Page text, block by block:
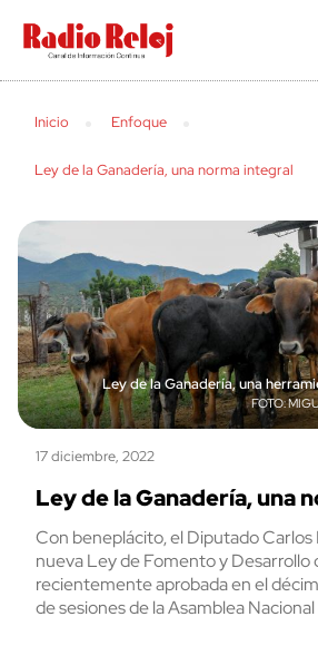
cerrar
Inicio Enfoque
Ley de la Ganadería, una norma integral
Ley de la Ganadería, una
17 diciembre, 2022
Ley de la Ganadería, una
Con beneplácito, el Diputado Carlos
nueva Ley de Fomento y Desarrollo
recientemente aprobada en el
de sesiones de la Asamblea